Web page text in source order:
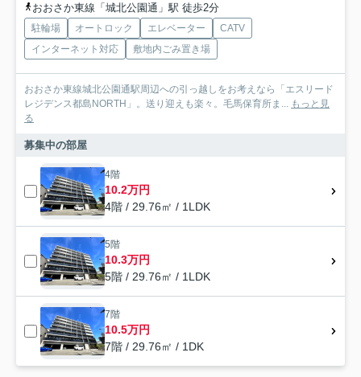
おおさか東線「城北公園通」駅 徒歩2分
駐輪場 オートロック エレベーター
CATV
インターネット対応
敷地内ごみ置き場
おおさか東線城北公園通駅周辺への引っ越しをお考えなら「エスリード
レジデンス都島NORTH」。送り迎えも楽々。毛馬保育所ま... もっと見
る
募集中の部屋
4階
10.2万円
4階 / 29.76㎡ / 1LDK
5階
10.3万円
5階 / 29.76㎡ / 1LDK
7階
10.5万円
7階 / 29.76㎡ / 1DK